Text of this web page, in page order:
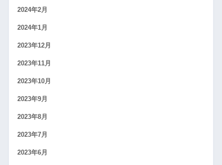
2024年2月
2024年1月
2023年12月
2023年11月
2023年10月
2023年9月
2023年8月
2023年7月
2023年6月